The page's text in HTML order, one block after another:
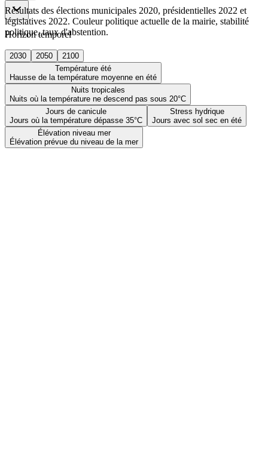
Horizon temporel
2030 2050
2100
Température été
Hausse de la température moyenne en été
Nuits tropicales
Nuits où la température ne descend pas sous 20°C
Jours de canicule
Jours où la température dépasse 35°C
Stress hydrique
Jours avec sol sec en été
Élévation niveau mer
Élévation prévue du niveau de la mer
Résultats des élections municipales 2020, présidentielles 2022 et
législatives 2022. Couleur politique actuelle de la mairie, stabilité
politique, taux d'abstention.